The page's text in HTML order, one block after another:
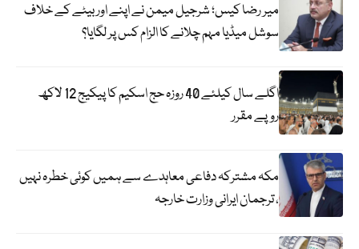
میر رضا کیس؛ شرجیل میمن نے اپنے اور بیٹے کے خلاف
سوشل میڈیا مہم چلانے کا الزام کس پر لگایا؟
اگلے سال کیلئے 40 روزہ حج اسکیم کا پیکیج 12 لاکھ
روپے مقرر
مکہ مشترکہ دفاعی معاہدے سے ہمیں کوئی خطرہ نہیں
، ترجمان ایرانی وزارت خارجہ